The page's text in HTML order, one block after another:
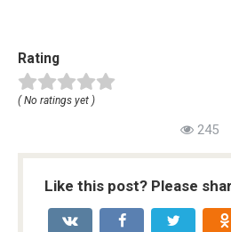
Rating
( No ratings yet )
245
Like this post? Please